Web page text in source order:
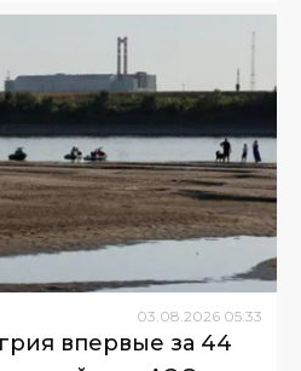
03 08 2026 05:33
впервые за 44